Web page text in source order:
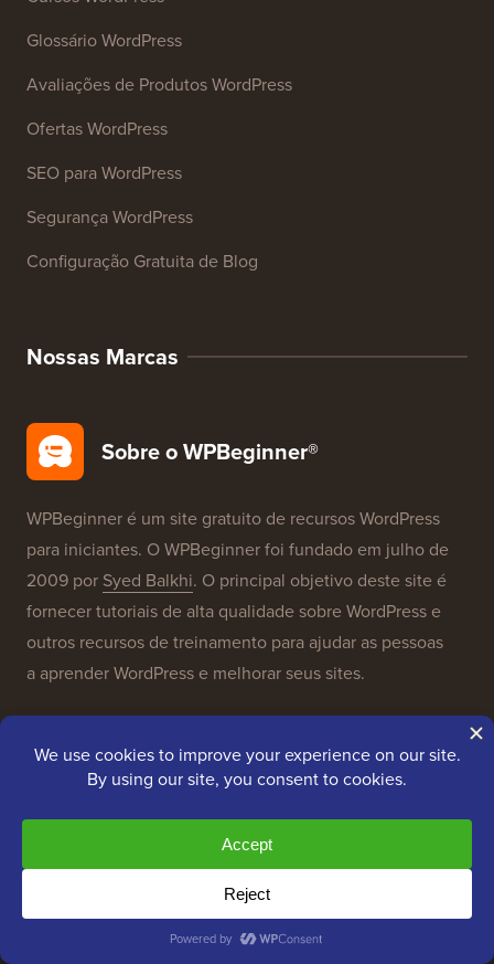
Glossário WordPress
Avaliações de Produtos WordPress
Ofertas WordPress
SEO para WordPress
Segurança WordPress
Configuração Gratuita de Blog
Nossas Marcas
Sobre o WPBeginner®
WPBeginner é um site gratuito de recursos WordPress
para iniciantes. O WPBeginner foi fundado em julho de
2009 por Syed Balkhi. O principal objetivo deste site é
fornecer tutoriais de alta qualidade sobre WordPress e
outros recursos de treinamento para ajudar as pessoas
a aprender WordPress e melhorar seus sites.
Duplicator
WP Simple Pay
Easy Digital Downloads